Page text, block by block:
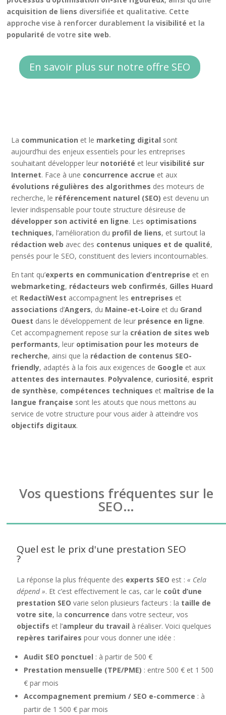
acquisition de liens diversifiée et qualitative. Cette
approche vise à renforcer durablement lavisibilité et la
popularité de votre site web.
En savoir plus sur notre offre SEO
La communication et le marketing digital sont
aujourd’hui des enjeux essentiels pour les entreprises
souhaitant développer leur notoriété et leurvisibilité sur
Internet. Face à une concurrence accrue et aux
évolutions régulières des algorithmes des moteurs de
recherche, le référencement naturel (SEO) est devenu un
levier indispensable pour toute structure désireuse de
développer son activité en ligne. Les optimisations
techniques, l’amélioration du profil de liens, et surtout la
rédaction web avec des contenus uniques et de qualité,
pensés pour le SEO, constituent des leviers incontournables.
En tant qu’experts en communication d’entreprise et en
webmarketing, rédacteurs web confirmés, Gilles Huard
et RedactiWest accompagnent les entreprises et
associations d’Angers, du Maine-et-Loire et du Grand
Ouest dans le développement de leur présence en ligne.
Cet accompagnement repose sur la création de sites web
performants, leur optimisation pour les moteurs de
recherche, ainsi que la rédaction de contenus SEO-
friendly, adaptés à la fois aux exigences de Google et aux
attentes des internautes. Polyvalence, curiosité, esprit
de synthèse, compétences techniques et maîtrise de la
langue française sont les atouts que nous mettons au
service de votre structure pour vous aider à atteindre vos
objectifs digitaux.
Vos questions fréquentes sur le
SEO…
Quel est le prix d'une prestation SEO
?
La réponse la plus fréquente des experts SEO est :« Cela
dépend ». Et c’est effectivement le cas, car le coût d’une
prestation SEO varie selon plusieurs facteurs : la taille de
votre site, la concurrence dans votre secteur, vos
objectifs et l’ampleur du travail à réaliser. Voici quelques
repères tarifaires pour vous donner une idée :
Audit SEO ponctuel : à partir de 500 €
Prestation mensuelle (TPE/PME) : entre 500 € et 1 500
€ par mois
Accompagnement premium / SEO e-commerce : à
partir de 1 500 € par mois